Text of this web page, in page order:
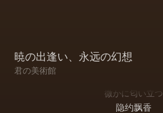
暁の出逢い、永远の幻想
君の美術館
微かに匂い立つ
隐约飘香